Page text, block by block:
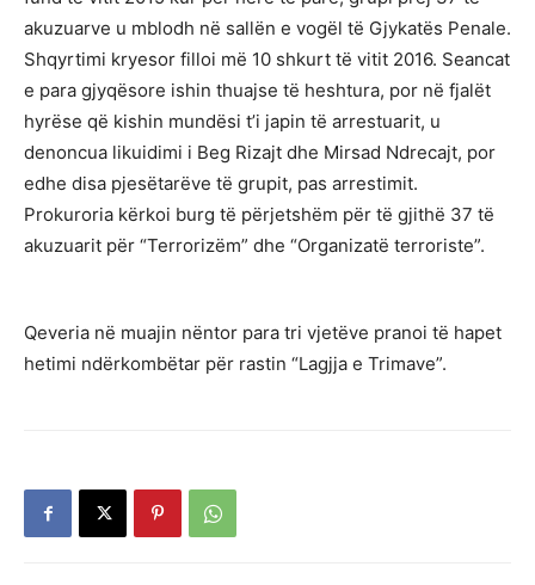
akuzuarve u mblodh në sallën e vogël të Gjykatës Penale.
Shqyrtimi kryesor filloi më 10 shkurt të vitit 2016. Seancat
e para gjyqësore ishin thuajse të heshtura, por në fjalët
hyrëse që kishin mundësi t’i japin të arrestuarit, u
denoncua likuidimi i Beg Rizajt dhe Mirsad Ndrecajt, por
edhe disa pjesëtarëve të grupit, pas arrestimit.
Prokuroria kërkoi burg të përjetshëm për të gjithë 37 të
akuzuarit për “Terrorizëm” dhe “Organizatë terroriste”.
Qeveria në muajin nëntor para tri vjetëve pranoi të hapet
hetimi ndërkombëtar për rastin “Lagjja e Trimave”.